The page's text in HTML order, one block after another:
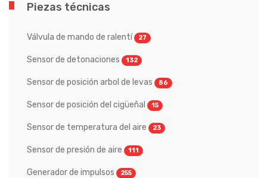
Piezas técnicas
Válvula de mando de ralentí 27
Sensor de detonaciones 132
Sensor de posición arbol de levas 86
Sensor de posición del cigüeñal 15
Sensor de temperatura del aire 23
Sensor de presión de aire 111
Generador de impulsos 255